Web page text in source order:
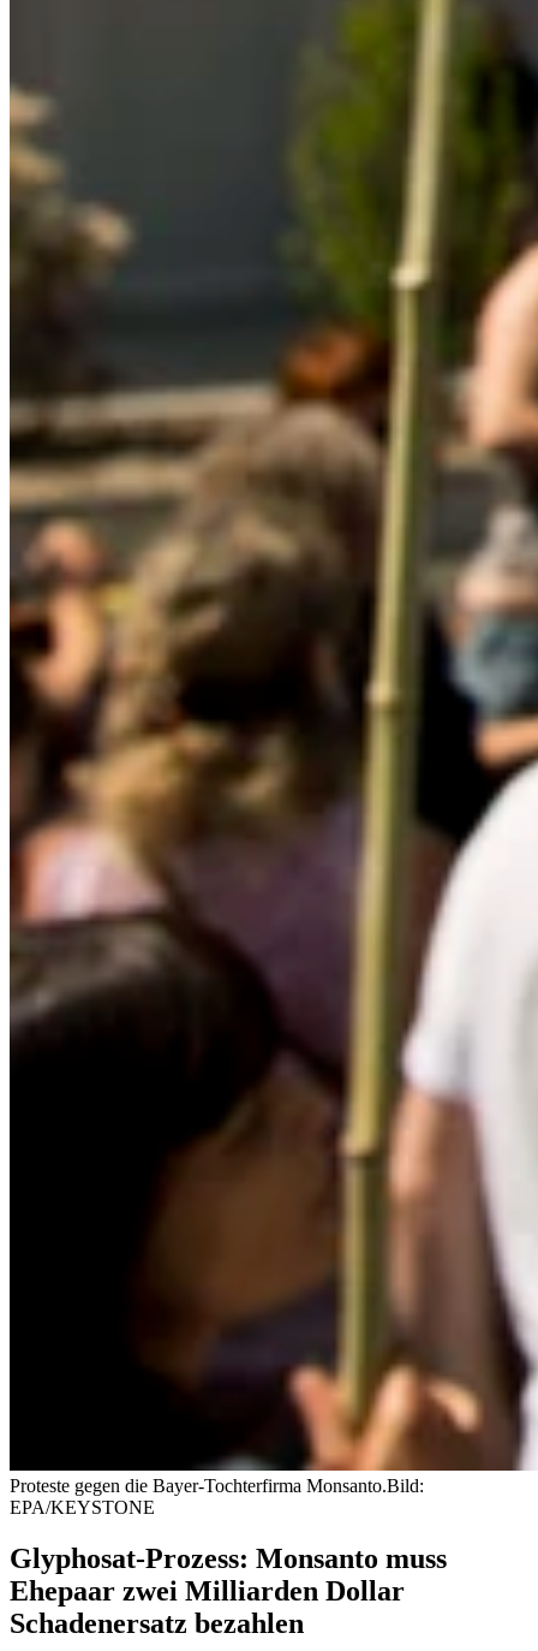
Proteste gegen die Bayer-Tochterfirma Monsanto.Bild:
EPA/KEYSTONE
Glyphosat-Prozess: Monsanto muss
Ehepaar zwei Milliarden Dollar
Schadenersatz bezahlen